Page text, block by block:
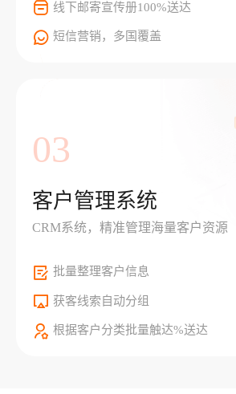
线下邮寄宣传册100%送达
短信营销，多国覆盖
03
客户管理系统
CRM系统，精准管理海量客户资源
批量整理客户信息
获客线索自动分组
根据客户分类批量触达%送达